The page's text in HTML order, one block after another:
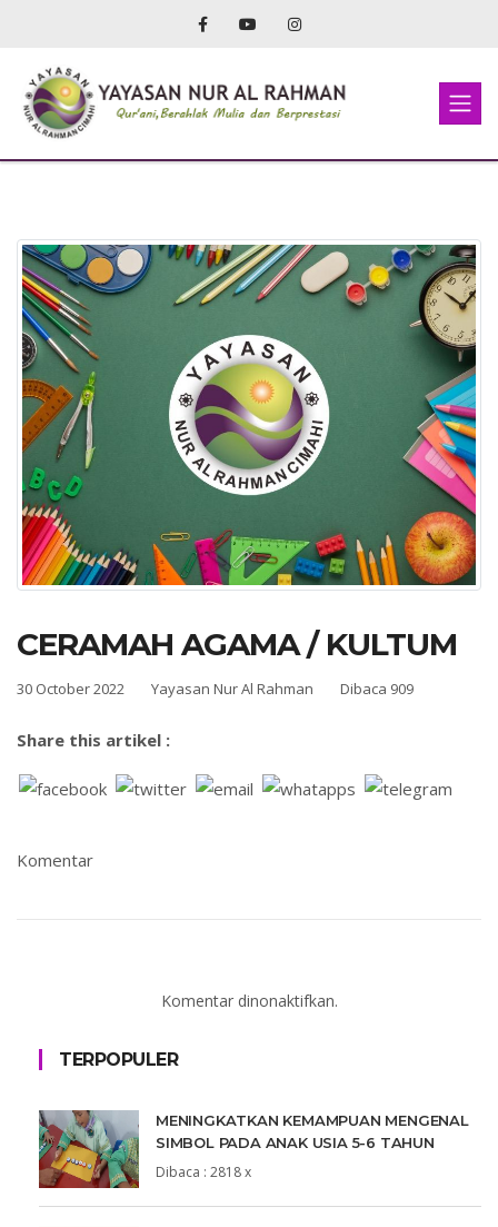
CERAMAH AGAMA / KULTUM
30 October 2022 Yayasan Nur Al Rahman Dibaca 909
Share this artikel :
Komentar
Komentar dinonaktifkan.
TERPOPULER
MENINGKATKAN KEMAMPUAN MENGENAL
SIMBOL PADA ANAK USIA 5-6 TAHUN
Dibaca : 2818 x